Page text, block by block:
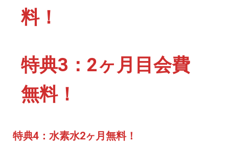
料！
特典3：2ヶ 月目会費
無料！
特典4：水素水2ヶ月 無料！